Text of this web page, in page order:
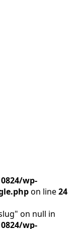
wp-
on line24
on null in
wp-